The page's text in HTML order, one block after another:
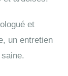
et
un entretien